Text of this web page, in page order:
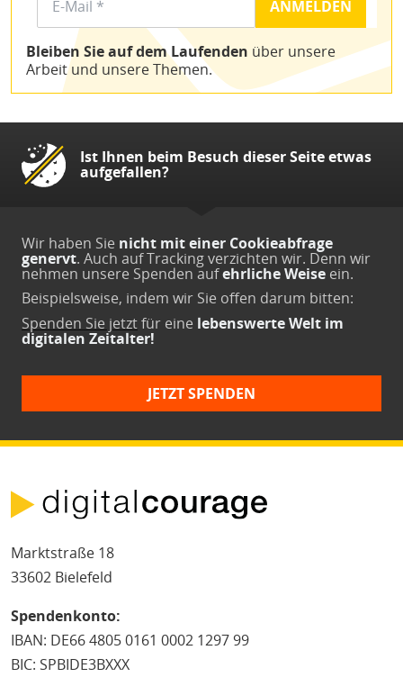
Bleiben Sie auf dem Laufenden über unsere
Arbeit und unsere Themen.
Ist Ihnen beim Besuch dieser Seite etwas
aufgefallen?
Wir haben Sie nicht mit einer Cookieabfrage
genervt. Auch auf Tracking verzichten wir. Denn wir
nehmen unsere Spenden aufehrliche Weise ein.
Beispielsweise, indem wir Sie offen darum bitten:
Spenden Sie jetztfür eine lebenswerte Welt im
digitalen Zeitalter!
JETZT SPENDEN
Marktstraße 18
33602 Bielefeld
Spendenkonto:
IBAN: DE66 4805 0161 0002 1297 99
BIC: SPBIDE3BXXX